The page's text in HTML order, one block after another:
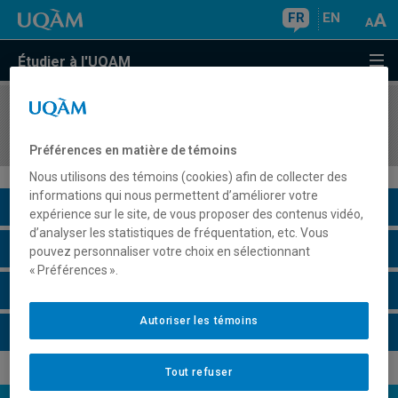
FR EN
Étudier à l'UQAM
COURS//
Description du cours
Horaire - Été 2026
Préférences en matière de témoins
Nous utilisons des témoins (cookies) afin de collecter des
informations qui nous permettent d’améliorer votre
expérience sur le site, de vous proposer des contenus vidéo,
d’analyser les statistiques de fréquentation, etc. Vous
pouvez personnaliser votre choix en sélectionnant
« Préférences ».
Tout refuser
Autoriser les témoins